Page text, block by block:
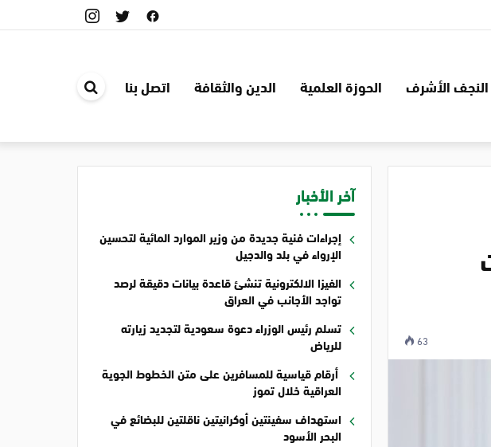
النجف الأشرف الحوزة العلمية الدين والثقافة اتصل بنا
الموقع
63
آخر الأخبار
إجراءات فنية جديدة من وزير الموارد المائية لتحسين
الإرواء في بلد والدجيل
الفيزا الالكترونية تنشئ قاعدة بيانات دقيقة لرصد
تواجد الأجانب في العراق
تسلم رئيس الوزراء دعوة سعودية لتجديد زيارته
للرياض
أرقام قياسية للمسافرين على متن الخطوط الجوية
العراقية خلال تموز
استهداف سفينتين أوكرانيتين ناقلتين للبضائع في
البحر الأسود